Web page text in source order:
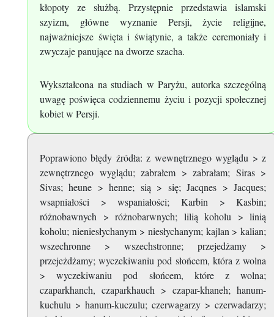
kłopoty ze służbą. Przystępnie przedstawia islamski
szyizm, główne wyznanie Persji, życie religijne,
najważniejsze święta i świątynie, a także ceremoniały i
zwyczaje panujące na dworze szacha.
Wykształcona na studiach w Paryżu, autorka szczególną
uwagę poświęca codziennemu życiu i pozycji społecznej
kobiet w Persji.
Poprawiono błędy źródła: z wewnętrznego wyglądu > z
zewnętrznego wyglądu; zabrałem > zabrałam; Siras >
Sivas; heune > henne; sią > się; Jacqnes > Jacques;
wsapniałości > wspaniałości; Karbin > Kasbin;
różnobawnych > różnobarwnych; lilią koholu > linią
koholu; nieniesłychanym > niesłychanym; kajlan > kalian;
wszechronne > wszechstronne; przejedżamy >
przejeżdżamy; wyczekiwaniu pod słońcem, która z wolna
> wyczekiwaniu pod słońcem, które z wolna;
czaparkhanch, czaparkhauch > czapar-khaneh; hanum-
kuchulu > hanum-kuczulu; czerwagarzy > czerwadarzy;